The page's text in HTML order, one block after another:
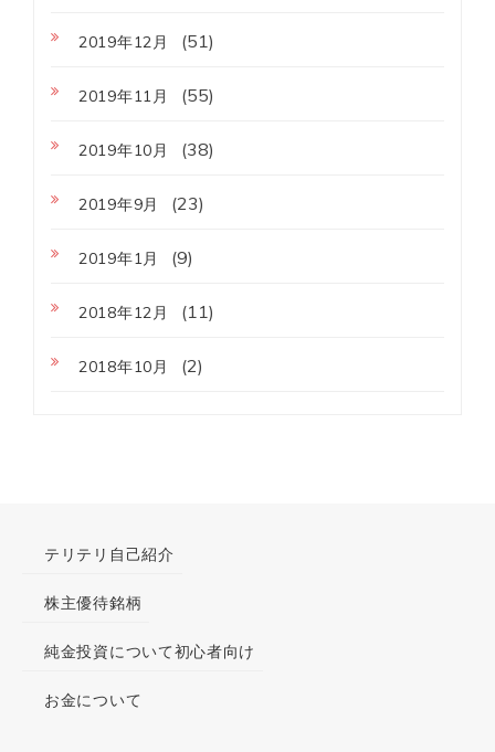
2019年12月 (51)
2019年11月 (55)
2019年10月 (38)
2019年9月 (23)
2019年1月 (9)
2018年12月 (11)
2018年10月 (2)
テリテリ自己紹介
株主優待銘柄
純金投資について初心者向け
お金について